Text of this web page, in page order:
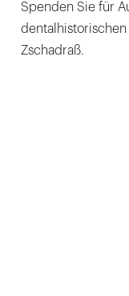
Spenden Sie für
Zschadraß.